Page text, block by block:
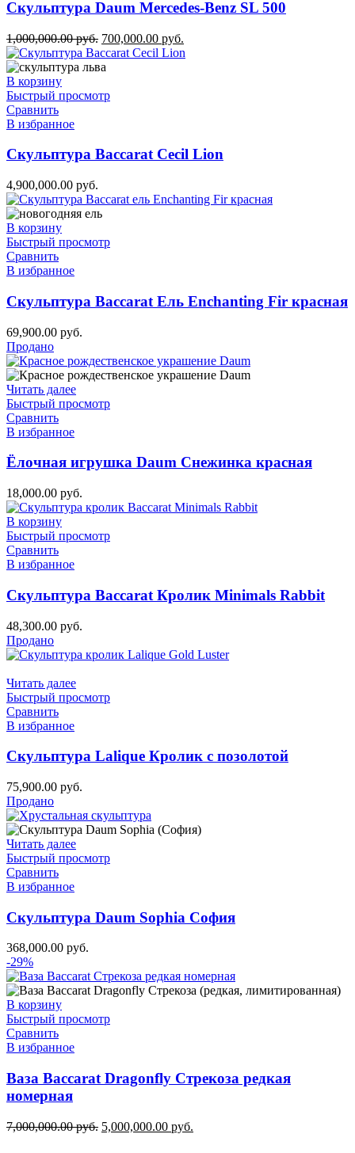
Скульптура Daum Mercedes-Benz SL 500
1,000,000.00руб. 700,000.00 руб.
В корзину
Быстрый просмотр
Сравнить
В избранное
Скульптура Baccarat Cecil Lion
4,900,000.00 руб.
В корзину
Быстрый просмотр
Сравнить
В избранное
Скульптура Baccarat Ель Enchanting Fir красная
69,900.00 руб.
Продано
Читать далее
Быстрый просмотр
Сравнить
В избранное
Ёлочная игрушка Daum Снежинка красная
18,000.00 руб.
В корзину
Быстрый просмотр
Сравнить
В избранное
Скульптура Baccarat Кролик Minimals Rabbit
48,300.00 руб.
Продано
Читать далее
Быстрый просмотр
Сравнить
В избранное
Скульптура Lalique Кролик с позолотой
75,900.00 руб.
Продано
Читать далее
Быстрый просмотр
Сравнить
В избранное
Скульптура Daum Sophia София
368,000.00 руб.
-29%
В корзину
Быстрый просмотр
Сравнить
В избранное
Ваза Baccarat Dragonfly Стрекоза редкая
номерная
7,000,000.00руб. 5,000,000.00 руб.